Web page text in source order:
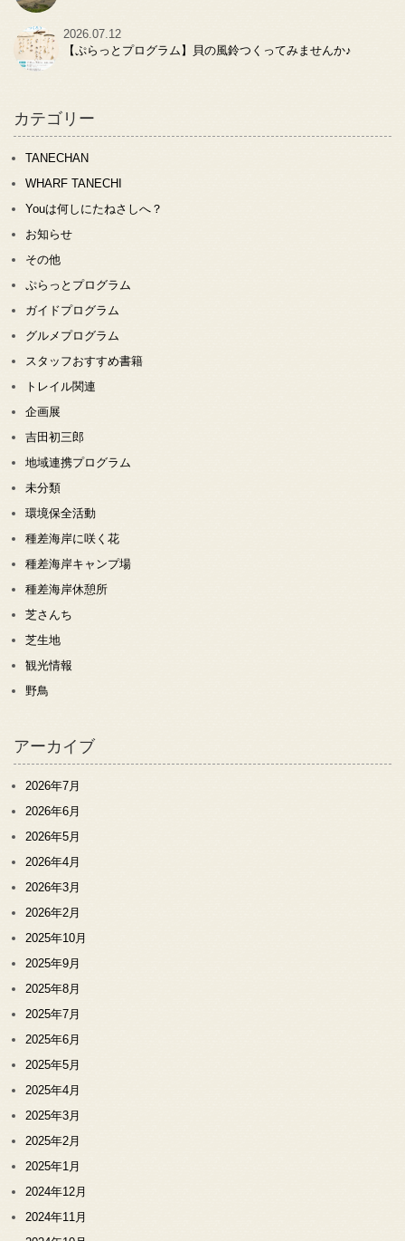
2026.07.12
【ぷらっとプログラム】貝の風鈴つくってみませんか♪
カテゴリー
TANECHAN
WHARF TANECHI
Youは何しにたねさしへ？
お知らせ
その他
ぷらっとプログラム
ガイドプログラム
グルメプログラム
スタッフおすすめ書籍
トレイル関連
企画展
吉田初三郎
地域連携プログラム
未分類
環境保全活動
種差海岸に咲く花
種差海岸キャンプ場
種差海岸休憩所
芝さんち
芝生地
観光情報
野鳥
アーカイブ
2026年7月
2026年6月
2026年5月
2026年4月
2026年3月
2026年2月
2025年10月
2025年9月
2025年8月
2025年7月
2025年6月
2025年5月
2025年4月
2025年3月
2025年2月
2025年1月
2024年12月
2024年11月